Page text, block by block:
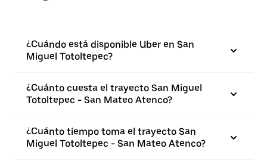
¿Cuándo está disponible Uber en San
Miguel Totoltepec?
¿Cuánto cuesta el trayecto San Miguel
Totoltepec - San Mateo Atenco?
¿Cuánto tiempo toma el trayecto San
Miguel Totoltepec - San Mateo Atenco?